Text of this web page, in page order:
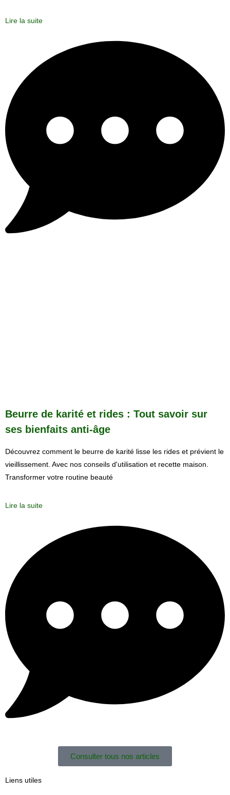
Lire la suite
Beurre de karité et rides : Tout savoir sur
ses bienfaits anti-âge
Découvrez comment le beurre de karité lisse les rides et prévient le
vieillissement. Avec nos conseils d'utilisation et recette maison.
Transformer votre routine beauté
Lire la suite
Consulter tous nos articles
Liens utiles